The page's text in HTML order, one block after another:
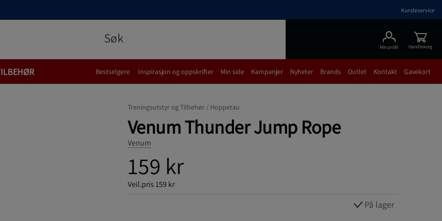
Kundeservice
Min profil Handlekorg
Bestselgere Inspirasjon og oppskrifter Min side Kampanjer Nyheter Brands Outlet Kontakt Gavekort
Treningsutstyr og Tilbehør / Hoppetau
Venum Thunder Jump Rope
Venum
159 kr
Veil.pris159 kr
På lager